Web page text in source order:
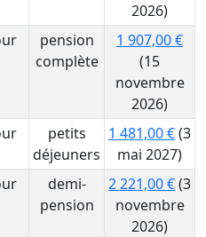
2026)
pension
complète
1 907,00 €
(15
novembre
2026)
petits
déjeuners
1 481,00 €(3
mai 2027)
demi-
pension
2 221,00 €(3
novembre
2026)